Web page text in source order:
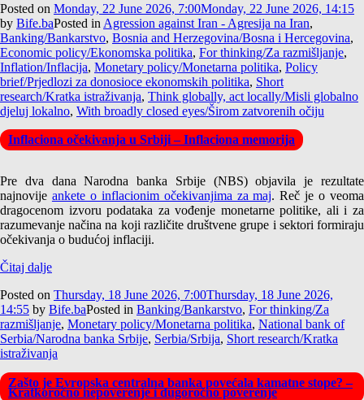
Posted on Monday, 22 June 2026, 7:00Monday, 22 June 2026, 14:15
by Bife.baPosted in Agression against Iran - Agresija na Iran,
Banking/Bankarstvo, Bosnia and Herzegovina/Bosna i Hercegovina,
Economic policy/Ekonomska politika, For thinking/Za razmišljanje,
Inflation/Inflacija, Monetary policy/Monetarna politika, Policy
brief/Prjedlozi za donosioce ekonomskih politika, Short
research/Kratka istraživanja, Think globally, act locally/Misli globalno
djeluj lokalno, With broadly closed eyes/Širom zatvorenih očiju
Inflaciona očekivanja u Srbiji – Inflaciona memorija
Pre dva dana Narodna banka Srbije (NBS) objavila je rezultate
najnovije ankete o inflacionim očekivanjima za maj. Reč je o veoma
dragocenom izvoru podataka za vođenje monetarne politike, ali i za
razumevanje načina na koji različite društvene grupe i sektori formiraju
očekivanja o budućoj inflaciji.
Čitaj dalje
Posted on Thursday, 18 June 2026, 7:00Thursday, 18 June 2026,
14:55 by Bife.baPosted in Banking/Bankarstvo, For thinking/Za
razmišljanje, Monetary policy/Monetarna politika, National bank of
Serbia/Narodna banka Srbije, Serbia/Srbija, Short research/Kratka
istraživanja
Zašto je Evropska centralna banka povećala kamatne stope? –
Kratkoročno nepoverenje i dugoročno poverenje